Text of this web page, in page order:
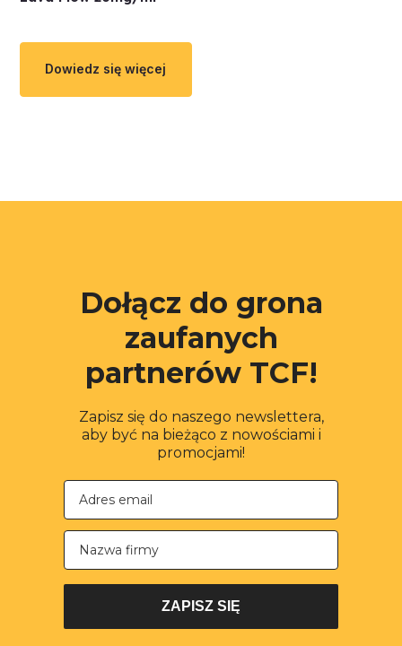
Dowiedz się więcej
Dołącz do grona
zaufanych
partnerów TCF!
Zapisz się do naszego newslettera,
aby być na bieżąco z nowościami i
promocjami!
Nazwa firmy
ZAPISZ SIĘ